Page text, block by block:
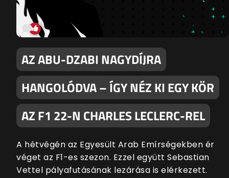
AZ ABU-DZABI NAGYDÍJRA
HANGOLÓDVA – ÍGY NÉZ KI EGY KÖR
AZ F1 22-N CHARLES LECLERC-REL
A hétvégén az Egyesült Arab Emírségekben ér
véget az F1-es szezon. Ezzel együtt Sebastian
Vettel pályafutásának lezárása is elérkezett.